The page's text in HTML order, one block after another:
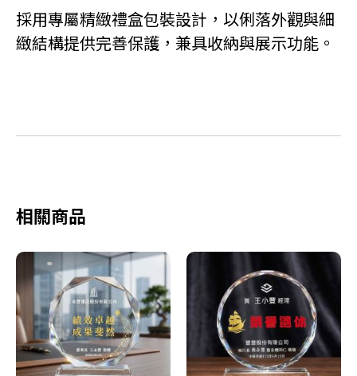
採用專屬精緻禮盒包裝設計，以俐落外觀與細
緻結構提供完善保護，兼具收納與展示功能。
相關商品